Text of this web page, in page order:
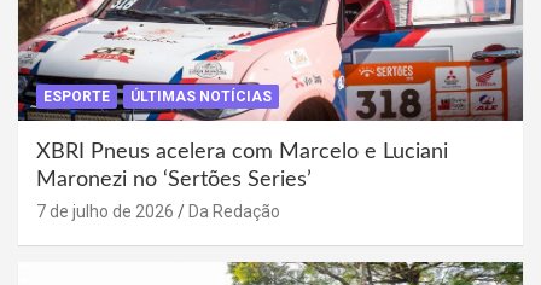
ESPORTE ÚLTIMAS NOTÍCIAS
XBRI Pneus acelera com Marcelo e Luciani
Maronezi no ‘Sertões Series’
7 de julho de 2026 Da Redação